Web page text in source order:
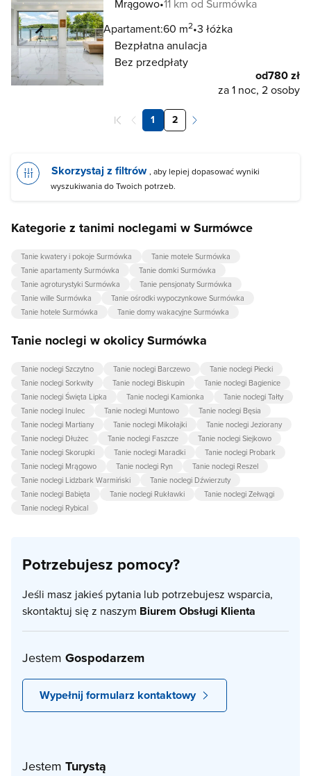
Mrągowo 11 km od Surmówka
Apartament:60 m2 3 łóżka
Bezpłatna anulacja
Bez przedpłaty
od780 zł
za 1 noc, 2 osoby
1 2
Skorzystaj z filtrów , aby lepiej dopasować wyniki
wyszukiwania do Twoich potrzeb.
Kategorie z tanimi noclegami w Surmówce
Tanie kwatery i pokoje Surmówka
Tanie motele Surmówka
Tanie apartamenty Surmówka
Tanie domki Surmówka
Tanie agroturystyki Surmówka
Tanie pensjonaty Surmówka
Tanie wille Surmówka
Tanie ośrodki wypoczynkowe Surmówka
Tanie hotele Surmówka
Tanie domy wakacyjne Surmówka
Tanie noclegi w okolicy Surmówka
Tanie noclegi Szczytno Tanie noclegi Barczewo
Tanie noclegi Piecki
Tanie noclegi Sorkwity
Tanie noclegi Biskupin
Tanie noclegi Bagienice
Tanie noclegi Święta Lipka
Tanie noclegi Kamionka
Tanie noclegi Tałty
Tanie noclegi Inulec
Tanie noclegi Muntowo
Tanie noclegi Bęsia
Tanie noclegi Martiany
Tanie noclegi Mikołajki
Tanie noclegi Jeziorany
Tanie noclegi Dłużec
Tanie noclegi Faszcze
Tanie noclegi Siejkowo
Tanie noclegi Skorupki
Tanie noclegi Maradki
Tanie noclegi Probark
Tanie noclegi Mrągowo
Tanie noclegi Ryn
Tanie noclegi Reszel
Tanie noclegi Lidzbark Warmiński
Tanie noclegi Dźwierzuty
Tanie noclegi Babięta
Tanie noclegi Rukławki
Tanie noclegi Zełwągi
Tanie noclegi Rybical
Potrzebujesz pomocy?
Jeśli masz jakieś pytania lub potrzebujesz wsparcia,
skontaktuj się z naszym Biurem Obsługi Klienta
Jestem Gospodarzem
Wypełnij formularz kontaktowy
Jestem Turystą